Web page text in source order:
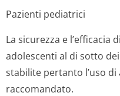
Pazienti pediatrici
La sicurezza e l’efficacia
adolescenti al di sotto
stabilite pertanto l’uso
raccomandato.